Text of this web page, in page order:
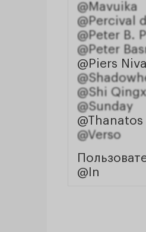
@Mavuika
@Percival
@Peter B.
@Peter
@Piers
@Shi
@Sunday
@Thanatos
@Verso
@In